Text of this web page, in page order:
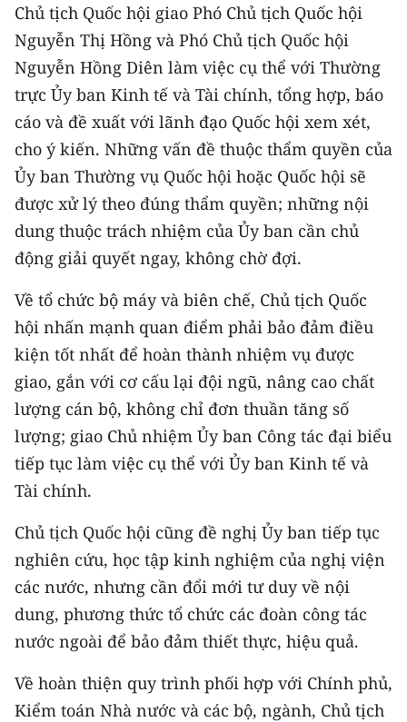
Chủ tịch Quốc hội giao Phó Chủ tịch Quốc hội
Nguyễn Thị Hồng và Phó Chủ tịch Quốc hội
Nguyễn Hồng Diên làm việc cụ thể với Thường
trực Ủy ban Kinh tế và Tài chính, tổng hợp, báo
cáo và đề xuất với lãnh đạo Quốc hội xem xét,
cho ý kiến. Những vấn đề thuộc thẩm quyền của
Ủy ban Thường vụ Quốc hội hoặc Quốc hội sẽ
được xử lý theo đúng thẩm quyền; những nội
dung thuộc trách nhiệm của Ủy ban cần chủ
động giải quyết ngay, không chờ đợi.
Về tổ chức bộ máy và biên chế, Chủ tịch Quốc
hội nhấn mạnh quan điểm phải bảo đảm điều
kiện tốt nhất để hoàn thành nhiệm vụ được
giao, gắn với cơ cấu lại đội ngũ, nâng cao chất
lượng cán bộ, không chỉ đơn thuần tăng số
lượng; giao Chủ nhiệm Ủy ban Công tác đại biểu
tiếp tục làm việc cụ thể với Ủy ban Kinh tế và
Tài chính.
Chủ tịch Quốc hội cũng đề nghị Ủy ban tiếp tục
nghiên cứu, học tập kinh nghiệm của nghị viện
các nước, nhưng cần đổi mới tư duy về nội
dung, phương thức tổ chức các đoàn công tác
nước ngoài để bảo đảm thiết thực, hiệu quả.
Về hoàn thiện quy trình phối hợp với Chính phủ,
Kiểm toán Nhà nước và các bộ, ngành, Chủ tịch